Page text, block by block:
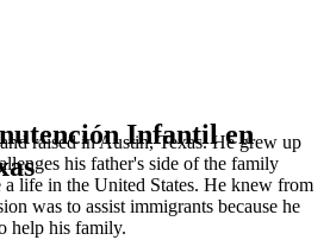
Infantil en
raised in Austin, Texas. He grew up
his father's side of the family
life in the United States. He knew from
was to assist immigrants because he
help his family.